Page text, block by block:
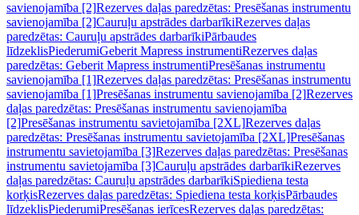
savienojamība [2]Rezerves daļas paredzētas: Presēšanas instrumentu
savienojamība [2]Cauruļu apstrādes darbarīkiRezerves daļas
paredzētas: Cauruļu apstrādes darbarīkiPārbaudes
līdzeklisPiederumiGeberit Mapress instrumentiRezerves daļas
paredzētas: Geberit Mapress instrumentiPresēšanas instrumentu
savienojamība [1]Rezerves daļas paredzētas: Presēšanas instrumentu
savienojamība [1]Presēšanas instrumentu savienojamība [2]Rezerves
daļas paredzētas: Presēšanas instrumentu savienojamība
[2]Presēšanas instrumentu savietojamība [2XL]Rezerves daļas
paredzētas: Presēšanas instrumentu savietojamība [2XL]Presēšanas
instrumentu savietojamība [3]Rezerves daļas paredzētas: Presēšanas
instrumentu savietojamība [3]Cauruļu apstrādes darbarīkiRezerves
daļas paredzētas: Cauruļu apstrādes darbarīkiSpiediena testa
korķisRezerves daļas paredzētas: Spiediena testa korķisPārbaudes
līdzeklisPiederumiPresēšanas ierīcesRezerves daļas paredzētas: